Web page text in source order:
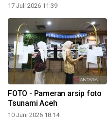
17 Juli 2026 11:39
FOTO - Pameran arsip foto
Tsunami Aceh
10 Juni 2026 18:14